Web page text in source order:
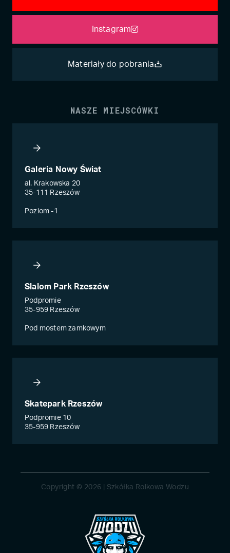
Instagram
Materiały do pobrania
NASZE MIEJSCÓWKI
Galeria Nowy Świat
al. Krakowska 20
35-111 Rzeszów
Poziom -1
Slalom Park Rzeszów
Podpromie
35-959 Rzeszów
Pod mostem zamkowym
Skatepark Rzeszów
Podpromie 10
35-959 Rzeszów
Copyright © 2026 | Szkółka Rolkowa Wodzu